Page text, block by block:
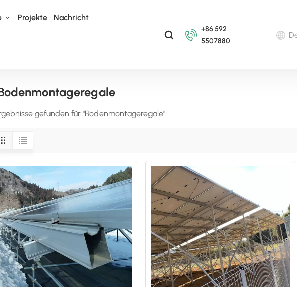
Projekte Nachricht
+86 592
5507880
Nederlands
العربية
日本語
한국의
gefunden für "Bodenmontageregale"